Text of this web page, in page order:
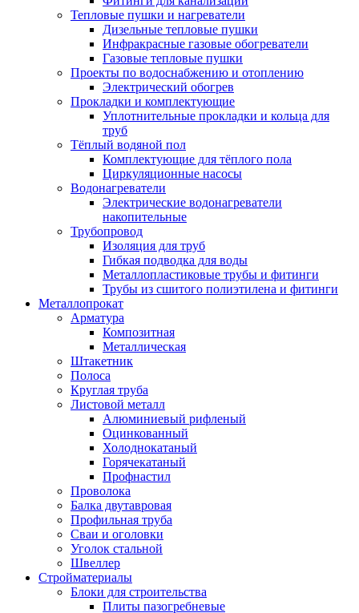
Тепловые пушки и нагреватели
Дизельные тепловые пушки
Инфракрасные газовые обогреватели
Газовые тепловые пушки
Проекты по водоснабжению и отоплению
Электрический обогрев
Прокладки и комплектующие
Уплотнительные прокладки и кольца для
труб
Тёплый водяной пол
Комплектующие для тёплого пола
Циркуляционные насосы
Водонагреватели
Электрические водонагреватели
накопительные
Трубопровод
Изоляция для труб
Гибкая подводка для воды
Металлопластиковые трубы и фитинги
Трубы из сшитого полиэтилена и фитинги
Металлопрокат
Арматура
Композитная
Металлическая
Штакетник
Полоса
Круглая труба
Листовой металл
Алюминиевый рифленый
Оцинкованный
Холоднокатаный
Горячекатаный
Профнастил
Проволока
Балка двутавровая
Профильная труба
Сваи и оголовки
Уголок стальной
Швеллер
Стройматериалы
Блоки для строительства
Плиты пазогребневые